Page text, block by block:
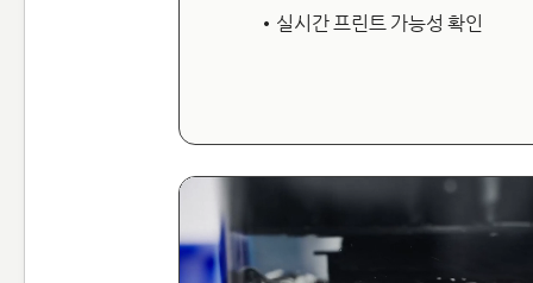
• 실시간 프린트 가능성 확인